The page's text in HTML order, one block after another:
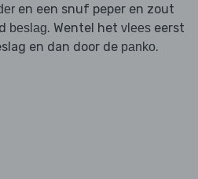
en een snuf peper en zout
beslag. Wentel het vleeseerst
en dan door de panko.